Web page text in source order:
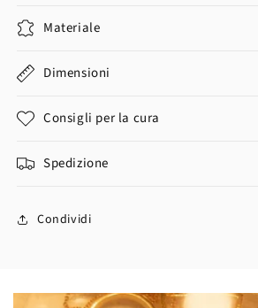
Materiale
Dimensioni
Consigli per la cura
Spedizione
Condividi